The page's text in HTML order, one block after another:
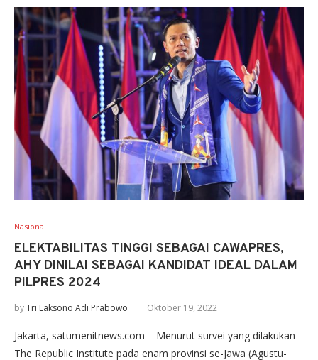
Nasional
ELEKTABILITAS TINGGI SEBAGAI CAWAPRES,
AHY DINILAI SEBAGAI KANDIDAT IDEAL DALAM
PILPRES 2024
byTri Laksono Adi Prabowo Oktober 19, 2022
Jakarta, satumenitnews.com – Menurut survei yang dilakukan
The Republic Institute pada enam provinsi se-Jawa (Agustu-